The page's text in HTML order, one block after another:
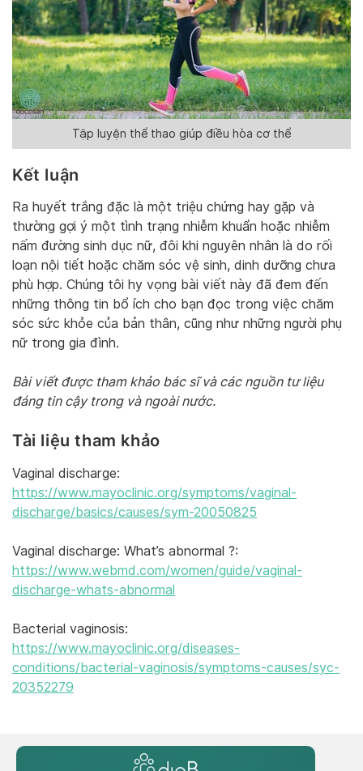
Tập luyện thể thao giúp điều hòa cơ thể
Kết luận
Ra huyết trắng đặc là một triệu chứng hay gặp và
thường gợi ý một tình trạng nhiễm khuẩn hoặc nhiễm
nấm đường sinh dục nữ, đôi khi nguyên nhân là do rối
loạn nội tiết hoặc chăm sóc vệ sinh, dinh dưỡng chưa
phù hợp. Chúng tôi hy vọng bài viết này đã đem đến
những thông tin bổ ích cho bạn đọc trong việc chăm
sóc sức khỏe của bản thân, cũng như những người phụ
nữ trong gia đình.
Bài viết được tham khảo bác sĩ và các nguồn tư liệu
đáng tin cậy trong và ngoài nước.
Tài liệu tham khảo
Vaginal discharge:
https://www.mayoclinic.org/symptoms/vaginal-
discharge/basics/causes/sym-20050825
Vaginal discharge: What’s abnormal ?:
https://www.webmd.com/women/guide/vaginal-
discharge-whats-abnormal
Bacterial vaginosis:
https://www.mayoclinic.org/diseases-
conditions/bacterial-vaginosis/symptoms-causes/syc-
20352279